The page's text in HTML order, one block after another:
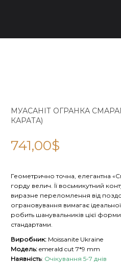
МУАСАНІТ ОГРАНКА
КАРАТА)
741,00$
Геометрично точна, елегантна
горду велич. Її восьмикутний
виразне переломлення від
ограновування вимагає
робить шанувальників цієї
стандартами.
Виробник: Moissanite Ukraine
Модель: emerald cut 7*9 mm
Наявність: Очікування 5-7 днів